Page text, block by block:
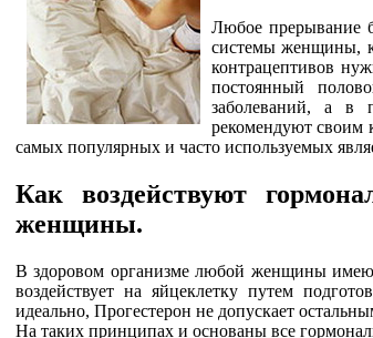
Любое прерывание
системы женщины,
контрацептивов
постоянный
заболеваний, а в
рекомендуют своим
самых популярных и часто используемых
Как воздействуют
женщины.
В здоровом организме любой женщины
воздействует на яйцеклетку путем
идеально, Прогестерон не допускает
На таких принципах и основаны все